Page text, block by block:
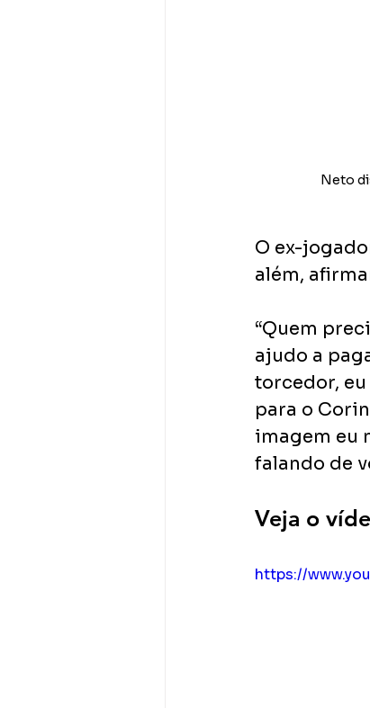
Neto
O ex-
além,
“Quem
ajudo a
torcedor,
para o
imagem eu
falando de
Veja o
https://